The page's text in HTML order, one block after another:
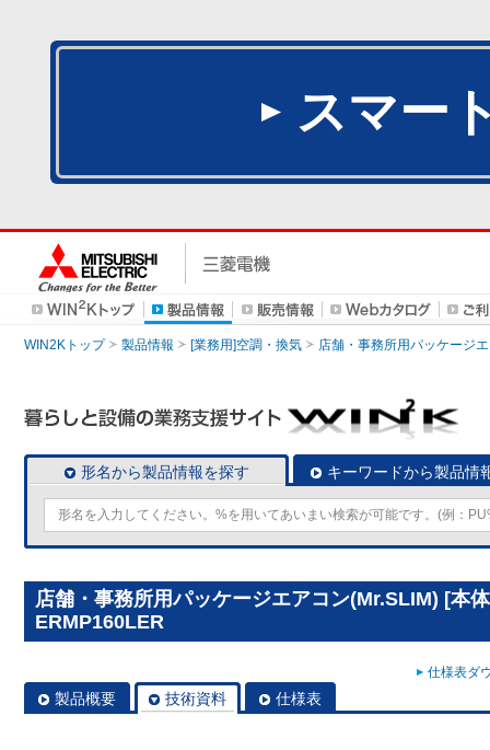
スマー
WIN2Kトップ 製品情報 [業務用]空調・換気 店舗・事務所用パッケージ
形名から製品情報を探す キーワードから製品情
店舗・事務所用パッケージエアコン(Mr.SLIM) [本
ERMP160LER
仕様表ダ
製品概要 技術資料 仕様表